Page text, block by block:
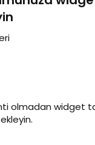
olmadan widget